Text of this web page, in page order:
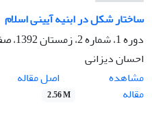
ساختار شکل در ابنیه آیینی اسلام
دوره 1، شماره 2، زمستان 1392، صفحه
احسان دیزانی
مشاهده
مقاله
اصل مقاله
2.56 M